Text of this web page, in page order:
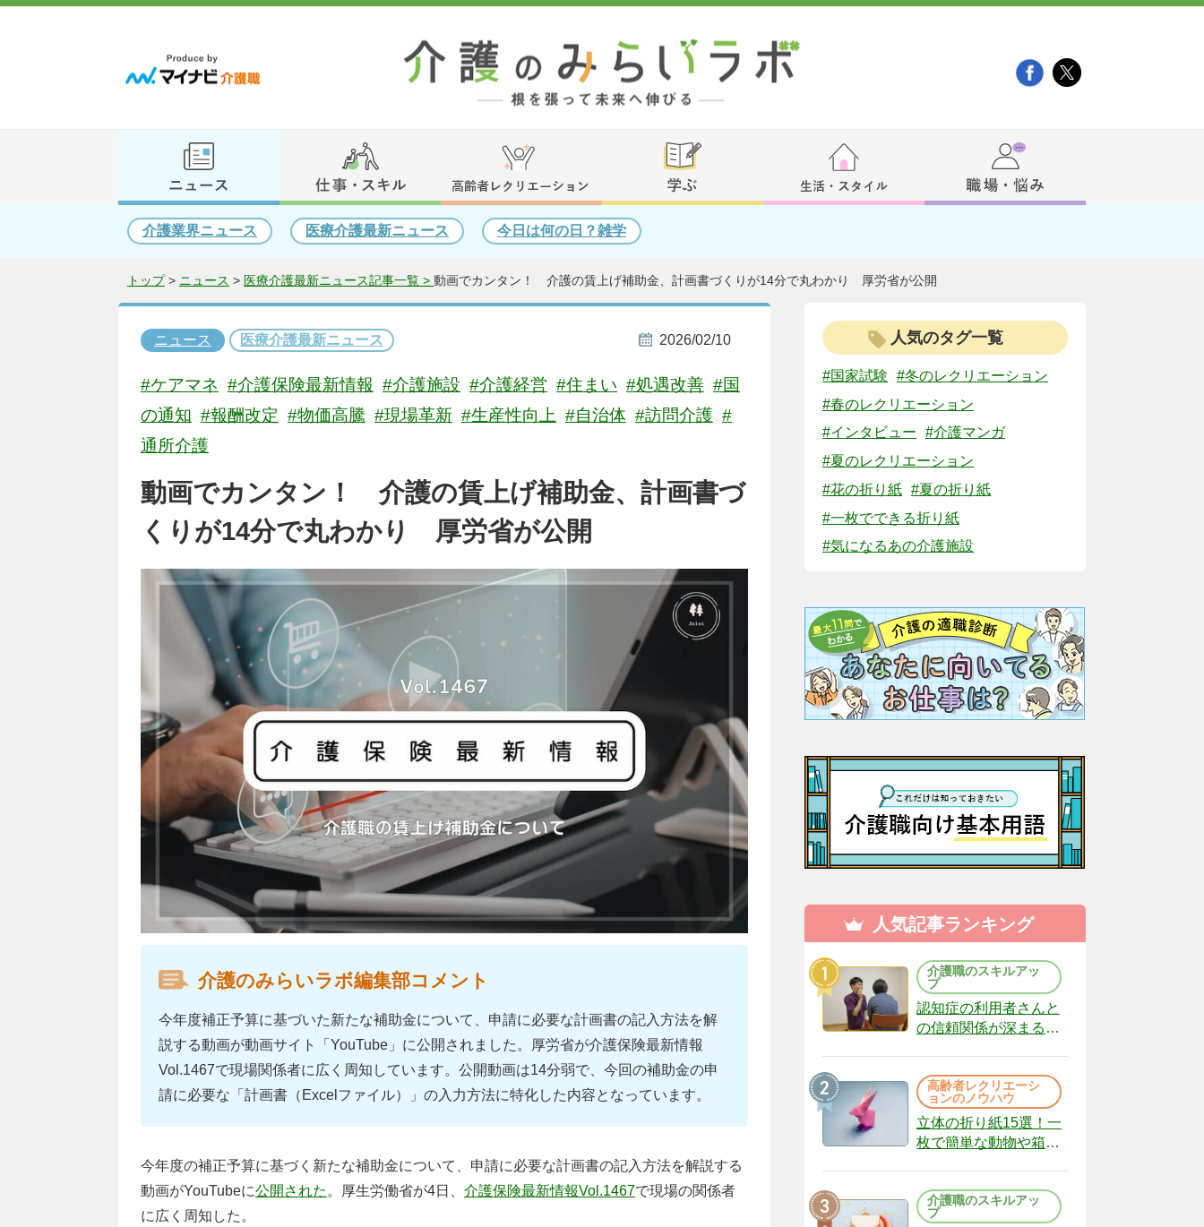
介護業界ニュース 医療介護最新ニュース 今日は何の日？雑学
トップ> ニュース > 医療介護最新ニュース記事一覧 > 動画でカンタン！ 介護の賃上げ補助金、計画書づくりが14分で丸わかり 厚労省が公開
ニュース 医療介護最新ニュース 2026/02/10
#ケアマネ #介護保険最新情報 #介護施設 #介護経営 #住まい #処遇改善 #国
の通知 #報酬改定 #物価高騰 #現場革新 #生産性向上 #自治体 #訪問介護 #
通所介護
動画でカンタン！ 介護の賃上げ補助金、計画書づ
くりが14分で丸わかり 厚労省が公開
介護のみらいラボ編集部コメント
今年度補正予算に基づいた新たな補助金について、申請に必要な計画書の記入方法を解
説する動画が動画サイト「YouTube」に公開されました。厚労省が介護保険最新情報
Vol.1467で現場関係者に広く周知しています。公開動画は14分弱で、今回の補助金の申
請に必要な「計画書（Excelファイル）」の入力方法に特化した内容となっています。
今年度の補正予算に基づく新たな補助金について、申請に必要な計画書の記入方法を解説する
動画がYouTubeに公開された 。厚生労働省が4日、 介護保険最新情報Vol.1467で現場の関係者
に広く周知した。
人気のタグ一覧
#国家試験
#冬のレクリエーション
#春のレクリエーション
#インタビュー
#介護マンガ
#夏のレクリエーション
#花の折り紙 #夏の折り紙
#一枚でできる折り紙
#気になるあの介護施設
人気記事ランキング
介護職のスキルアッ
プ
認知症の利用者さんと
の信頼関係が深まる声
（22）
高齢者レクリエーシ
ョンのノウハウ
立体の折り紙15選！一
枚で簡単な動物や箱、
介護職のスキルアッ
プ